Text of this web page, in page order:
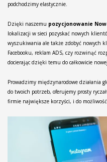
podchodzimy elastycznie.
Dzięki naszemu pozycjonowanie
lokalizacji w sieci pozyskać nowych
wyszukiwania ale także zdobyć nowych
Facebooku, reklam ADS, czy rozwinąć
docierając dzięki temu do całkowicie
Prowadzimy międzynarodowe działania
do twoich potrzeb, oferujemy prosty
firmie największe korzyści, i do